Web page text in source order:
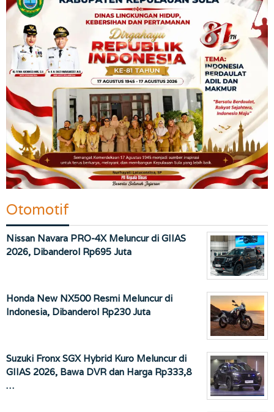
Otomotif
Nissan Navara PRO-4X Meluncur di GIIAS
2026, Dibanderol Rp695 Juta
Honda New NX500 Resmi Meluncur di
Indonesia, Dibanderol Rp230 Juta
Suzuki Fronx SGX Hybrid Kuro Meluncur di
GIIAS 2026, Bawa DVR dan Harga Rp333,8
…